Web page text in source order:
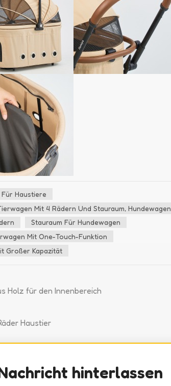
Haustiere
Mit 4 Rädern Und Stauraum, Hundewagen
Stauraum Für Hundewagen
Mit One-Touch-Funktion
Großer Kapazität
Holz für den Innenbereich
Haustier
hinterlassen